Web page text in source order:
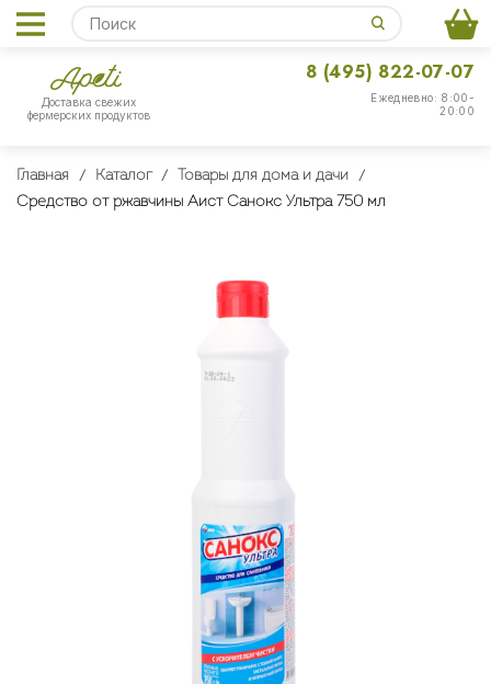
Доставка свежих
фермерских продуктов
Ежедневно: 8:00-
20:00
8 (495) 822-07-07
Главная Каталог
Товары для дома и дачи
Средство от ржавчины Аист Санокс Ультра 750 мл